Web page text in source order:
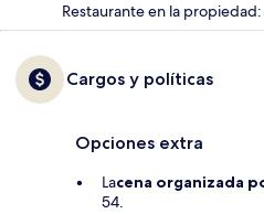
Restaurante en la
Cargos y políticas
Opciones extra
Lacena organizada
54.